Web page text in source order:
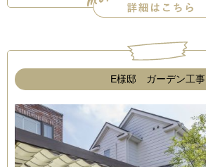
E様邸 ガーデン工事